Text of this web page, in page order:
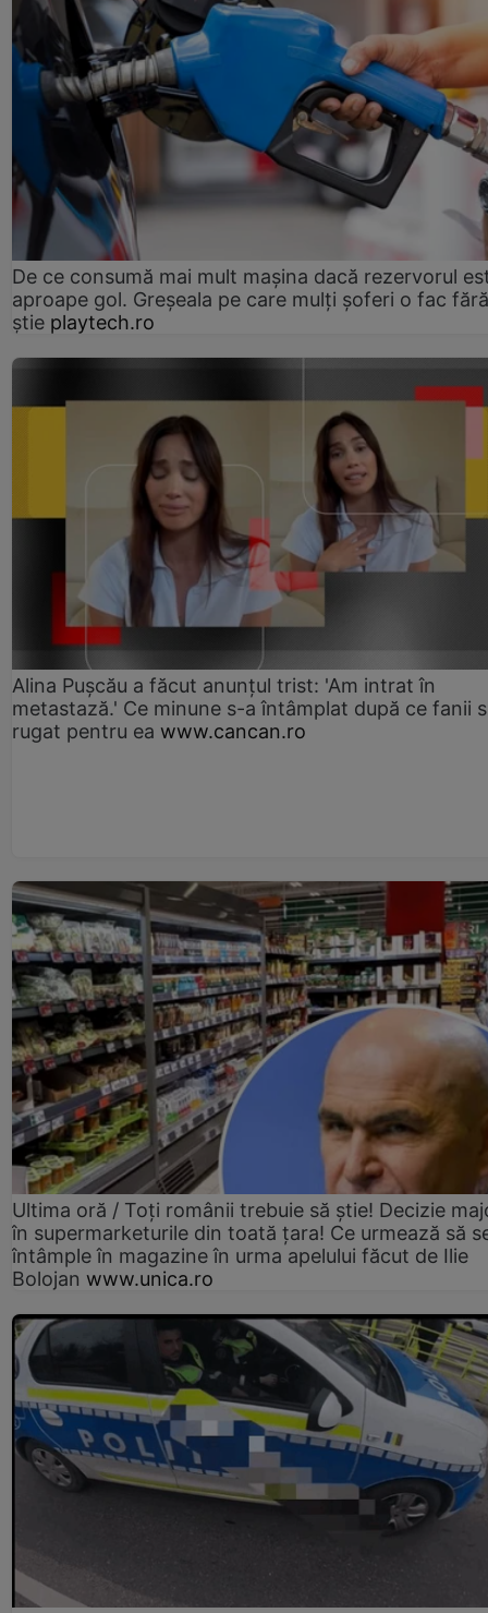
De ce consumă mai mult mașina dacă rezervorul
aproape gol. Greșeala pe care mulți șoferi o fac
știe playtech.ro
Alina Pușcău a făcut anunțul trist: 'Am intrat în
metastază.' Ce minune s-a întâmplat după ce fanii
rugat pentru ea www.cancan.ro
Ultima oră / Toți românii trebuie să știe! Decizie
în supermarketurile din toată țara! Ce urmează să
întâmple în magazine în urma apelului făcut de Ilie
Bolojan www.unica.ro